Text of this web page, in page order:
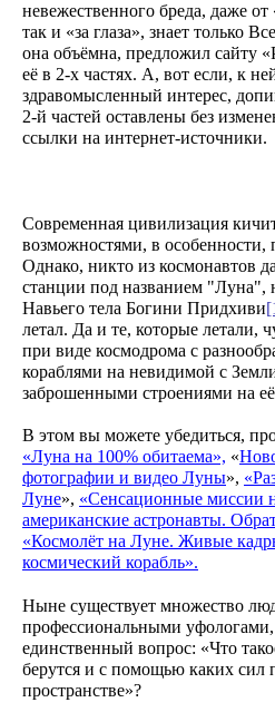
невежественного бреда, даже от
так и «за глаза», знает только
она объёмна, предложил сайту
её в 2-х частях. А, вот если, к
здравомысленный интерес,
2-й частей оставлены без
ссылки на интернет-источники.
Современная цивилизация
возможностями, в особенности,
Однако, никто из космонавтов
станции под названием "Луна",
Навьего тела Богини Придхиви
летал. Да и те, которые летали,
при виде космодрома с
кораблями на невидимой с
заброшенными строениями на
В этом вы можете убедиться,
«Луна на 100% обитаема», «
фотографии и видео Луны»,
Луне», «Сенсационные миссии
американские астронавты.
«Космолёт на Луне. Живые
космический корабль».
Ныне существует множество
профессиональными
единственный вопрос: «Что
берутся и с помощью каких сил
пространстве»?